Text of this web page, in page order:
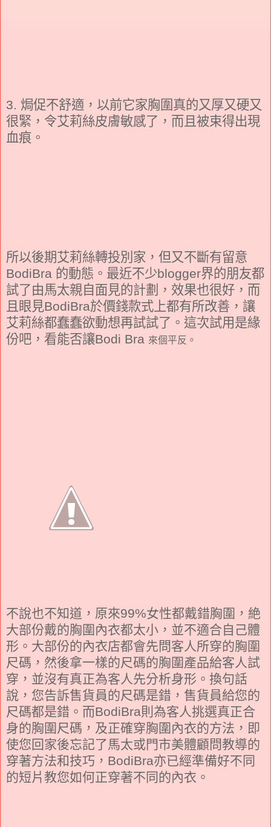
3. 焗促不舒適，以前它家胸圍真的又厚又硬又
很緊，令艾莉絲皮膚敏感了，而且被束得出現
血痕。
所以後期艾莉絲轉投別家，但又不斷有留意
BodiBra 的動態。最近不少blogger界的朋友都
試了由馬太親自面見的計劃，效果也很好，而
且眼見BodiBra於價錢款式上都有所改善，讓
艾莉絲都蠢蠢欲動想再試試了。這次試用是緣
份吧，看能否讓Bodi Bra 來個平反。
不說也不知道，原來99%女性都戴錯胸圍，絶
大部份戴的胸圍內衣都太小，並不適合自己體
形。大部份的內衣店都會先問客人所穿的胸圍
尺碼，然後拿一樣的尺碼的胸圍產品給客人試
穿，並沒有真正為客人先分析身形。換句話
說，您告訴售貨員的尺碼是錯，售貨員給您的
尺碼都是錯。而BodiBra則為客人挑選真正合
身的胸圍尺碼，及正確穿胸圍內衣的方法，即
使您回家後忘記了馬太或門市美體顧問教導的
穿著方法和技巧，BodiBra亦已經準備好不同
的短片教您如何正穿著不同的內衣。